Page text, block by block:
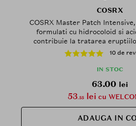
COSRX
COSRX Master Patch
formulati cu hidrocoloid si
contribuie la tratarea
metinerea umiditatii pentru a
eruptii
10 de
IN STOC
63.00 lei
53.55 lei cu
ADAUGA IN